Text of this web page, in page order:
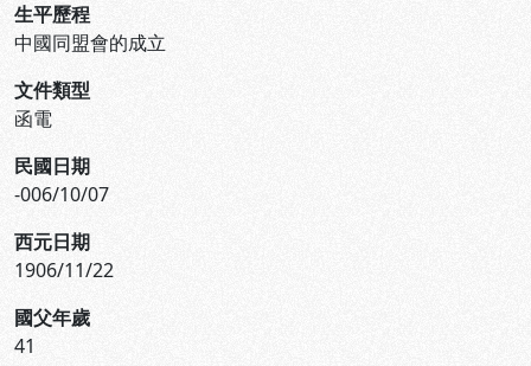
生平歷程
中國同盟會的成立
文件類型
函電
民國日期
-006/10/07
西元日期
1906/11/22
國父年歲
41